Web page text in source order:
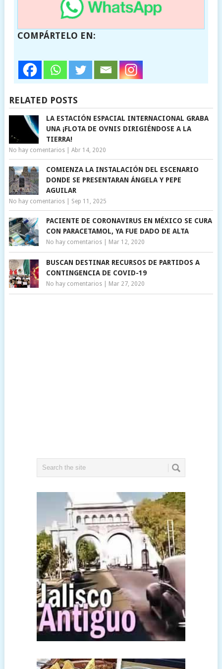
COMPÁRTELO EN:
RELATED POSTS
LA ESTACIÓN ESPACIAL INTERNACIONAL GRABA
UNA ¡FLOTA DE OVNIS DIRIGIÉNDOSE A LA
TIERRA!
No hay comentarios| Abr 14, 2020
COMIENZA LA INSTALACIÓN DEL ESCENARIO
DONDE SE PRESENTARAN ÁNGELA Y PEPE
AGUILAR
No hay comentarios| Sep 11, 2025
PACIENTE DE CORONAVIRUS EN MÉXICO SE CURA
CON PARACETAMOL, YA FUE DADO DE ALTA
No hay comentarios| Mar 12, 2020
BUSCAN DESTINAR RECURSOS DE PARTIDOS A
CONTINGENCIA DE COVID-19
No hay comentarios| Mar 27, 2020